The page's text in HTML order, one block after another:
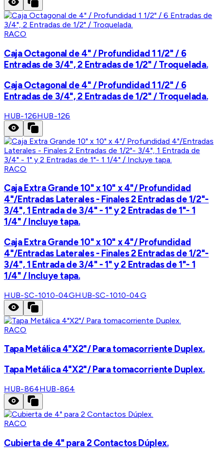
RACO
Caja Octagonal de 4" / Profundidad 1 1/2" / 6
Entradas de 3/4", 2 Entradas de 1/2" / Troquelada.
Caja Octagonal de 4" / Profundidad 1 1/2" / 6
Entradas de 3/4", 2 Entradas de 1/2" / Troquelada.
HUB-126HUB-126
RACO
Caja Extra Grande 10" x 10" x 4"/ Profundidad
4"/Entradas Laterales - Finales 2 Entradas de 1/2"-
3/4", 1 Entrada de 3/4" - 1" y 2 Entradas de 1"- 1
1/4" / Incluye tapa.
Caja Extra Grande 10" x 10" x 4"/ Profundidad
4"/Entradas Laterales - Finales 2 Entradas de 1/2"-
3/4", 1 Entrada de 3/4" - 1" y 2 Entradas de 1"- 1
1/4" / Incluye tapa.
HUB-SC-1010-04GHUB-SC-1010-04G
RACO
Tapa Metálica 4"X2"/ Para tomacorriente Duplex.
Tapa Metálica 4"X2"/ Para tomacorriente Duplex.
HUB-864HUB-864
RACO
Cubierta de 4" para 2 Contactos Dúplex.